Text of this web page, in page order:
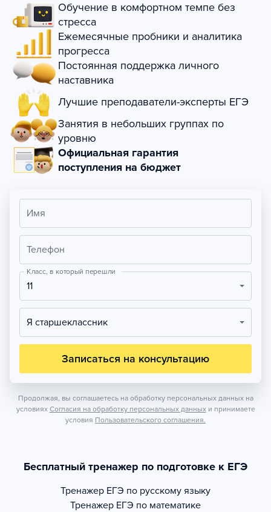
Обучение в комфортном темпе без
стресса
Ежемесячные пробники и аналитика
прогресса
Постоянная поддержка личного
наставника
Лучшие преподаватели-эксперты ЕГЭ
Занятия в небольших группах по
уровню
Официальная гарантия
поступления на бюджет
Имя
Телефон
Класс, в который перешли
11
Я старшеклассник
Записаться на консультацию
Продолжая, вы соглашаетесь на обработку персональных данных на
условиях Согласия на обработку персональных данных и принимаете
условия Пользовательского соглашения.
Бесплатный тренажер по подготовке к ЕГЭ
Тренажер ЕГЭ по русскому языку
Тренажер ЕГЭ по математике